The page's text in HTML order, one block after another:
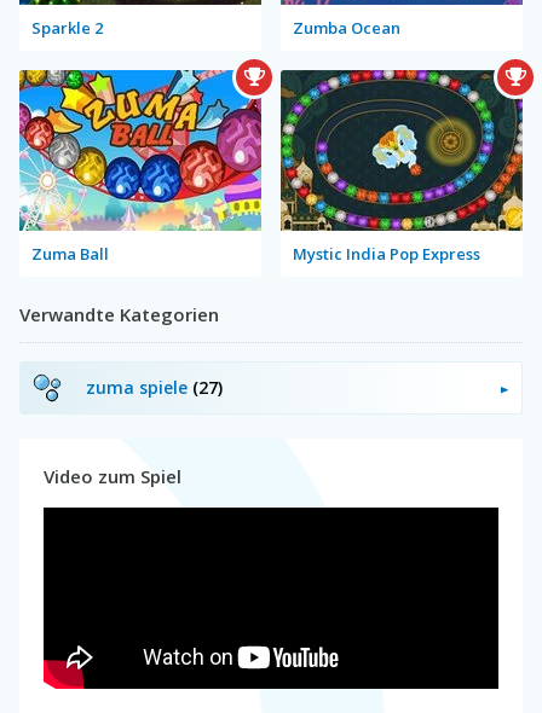
Sparkle 2 Zumba Ocean
Zuma Ball Mystic India Pop Express
Verwandte Kategorien
zuma spiele (27)
Video zum Spiel